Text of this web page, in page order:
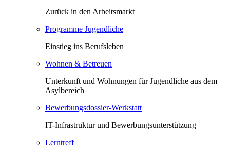
Zurück in den Arbeitsmarkt
Programme Jugendliche
Einstieg ins Berufsleben
Wohnen & Betreuen
Unterkunft und Wohnungen für Jugendliche aus dem
Asylbereich
Bewerbungsdossier-Werkstatt
IT-Infrastruktur und Bewerbungsunterstützung
Lerntreff